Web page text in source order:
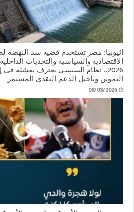
إثيوبيا: مصر تستخدم قضية سد النهضة
2026.. نظام السيسي يعترف بفشله
التموين وتأجيل الدعم النقدي المستمر
08/08/2026